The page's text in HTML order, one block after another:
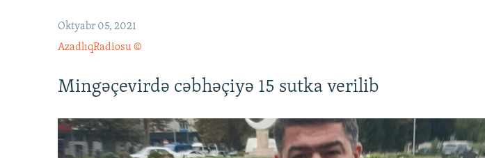
naviqasiyaya
KORRUPSIOMETR
FƏRQƏ BAX
QANUNI DOĞRU
ARAŞDIRMA
Oktyabr 05, 2021
AzadlıqRadiosu ©
Mingəçevirdə cəbhəçiyə 15 sutka verilib